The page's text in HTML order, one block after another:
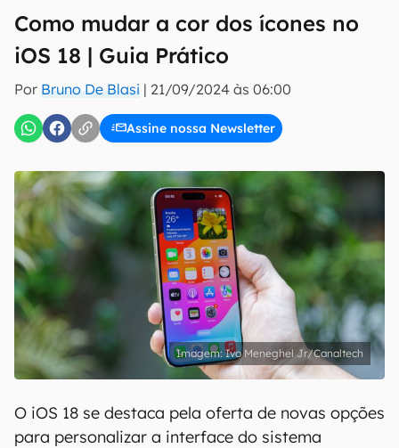
Como mudar a cor dos ícones no
iOS 18 | Guia Prático
Por Bruno De Blasi | 21/09/2024 às 06:00
Assine nossa Newsletter
inscreva-se
Uso e Política de Privacidade do Canaltech.
Ivo Meneghel Jr/Canaltech
O iOS 18 se destaca pela oferta de novas opções
para personalizar a interface do sistema